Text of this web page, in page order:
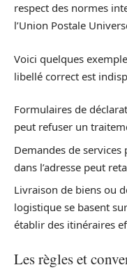
respect des normes
l’Union Postale
Voici quelques
libellé correct est
Formulaires de
peut refuser un
Demandes de services
dans l’adresse peut
Livraison de biens ou
logistique se basent
établir des itinéraires
Les règles et